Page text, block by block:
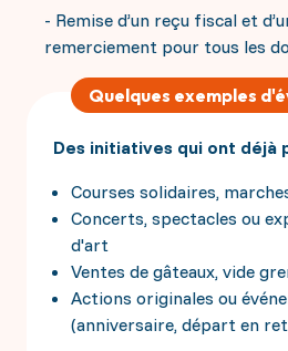
- Remise d’un reçu fiscal et
remerciement pour tous les
Quelques exemples
Des initiatives qui ont déjà
Courses solidaires,
Concerts, spectacles ou
d'art
Ventes de gâteaux, vide
Actions originales ou
(anniversaire, départ en